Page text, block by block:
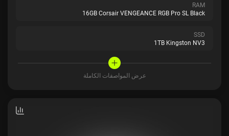
RAM
16GB Corsair VENGEANCE RGB Pro SL Black
SSD
1TB Kingston NV3
عرض المواصفات الكاملة